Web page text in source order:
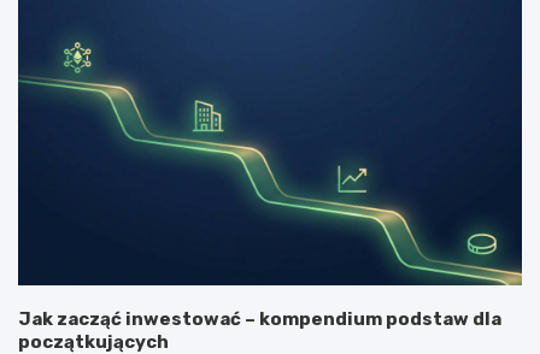
Jak zacząć inwestować – kompendium podstaw dla
początkujących